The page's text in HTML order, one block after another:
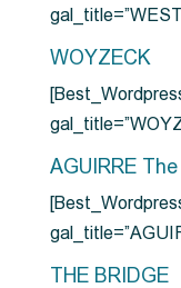
WOYZECK
AGUIRRE
THE BRIDGE